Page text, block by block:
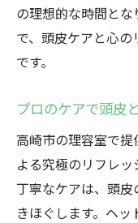
の理想的な時間と
で、頭皮ケアと心
です。
プロのケアで頭皮
高崎市の理容室で
よる究極のリフレ
丁寧なケアは、頭
きほぐします。ヘ